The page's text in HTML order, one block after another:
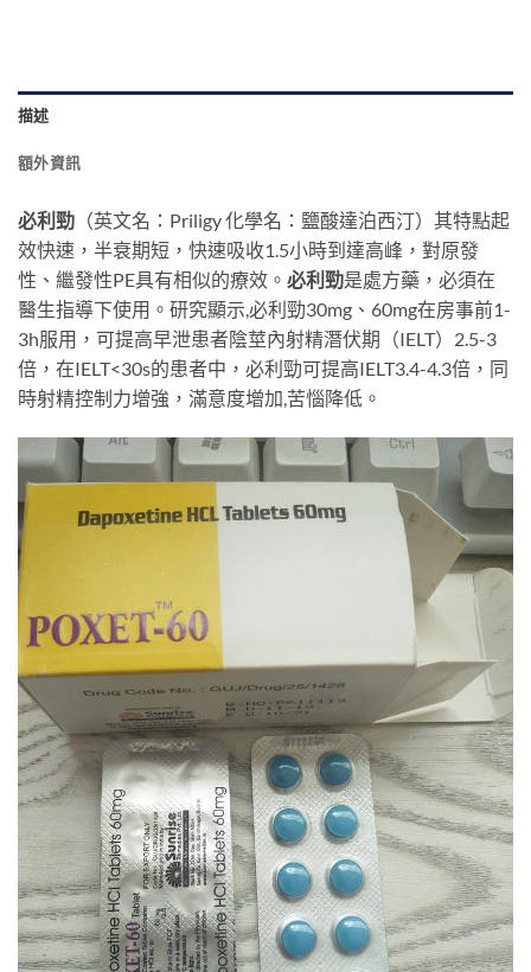
描述
額外資訊
必利勁 （英文名：Priligy 化學名：鹽酸達泊西汀）其特點起
效快速，半衰期短，快速吸收1.5小時到達高峰，對原發
性、繼發性PE具有相似的療效。 必利勁是處方藥，必須在
醫生指導下使用。研究顯示,必利勁30mg、60mg在房事前1-
3h服用，可提高早泄患者陰莖內射精潛伏期（IELT）2.5-3
倍，在IELT<30s的患者中，必利勁可提高IELT3.4-4.3倍，同
時射精控制力增強，滿意度增加,苦惱降低。